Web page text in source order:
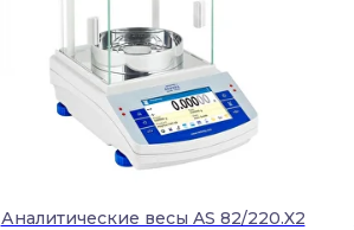
Аналитические весы AS 82/220.X2